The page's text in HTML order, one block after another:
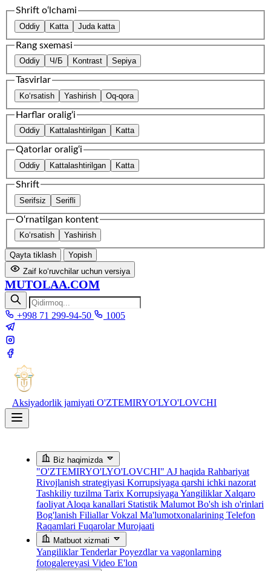
Shrift o‘lchami
Oddiy Katta Juda katta
Rang sxemasi
Oddiy Ч/Б Kontrast Sepiya
Tasvirlar
Ko‘rsatish Yashirish Oq-qora
Harflar oralig‘i
Oddiy Kattalashtirilgan Katta
Qatorlar oralig‘i
Oddiy Kattalashtirilgan Katta
Shrift
Serifsiz Serifli
O‘rnatilgan kontent
Ko‘rsatish Yashirish
Qayta tiklash
Yopish
Zaif ko‘ruvchilar uchun versiya
MUTOLAA.COM
+998 71 299-94-50 1005
Aksiyadorlik jamiyati O'ZTEMIRYO'LYO'LOVCHI
Biz haqimizda
"O'ZTEMIRYO'LYO'LOVCHI" AJ haqida Rahbariyat
Rivojlanish strategiyasi Korrupsiyaga qarshi ichki nazorat
Tashkiliy tuzilma Tarix Korrupsiyaga Yangiliklar Xalqaro
faoliyat Aloqa kanallari Statistik Malumot Bo'sh ish o'rinlari
Bog'lanish FiliallarVokzal Ma'lumotxonalarining Telefon
Raqamlari Fuqarolar Murojaati
Matbuot xizmati
YangiliklarTenderlarPoyezdlar va vagonlarning
fotogalereyasi Video E'lon